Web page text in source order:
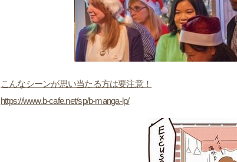
こんなシーンが思い当たる方は要注意！
https://www.b-cafe.net/sp/b-manga-lp/